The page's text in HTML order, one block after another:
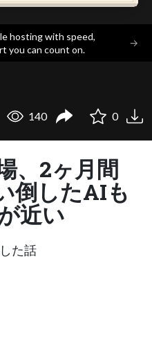
hosting with speed,
you can count on.
→
140 0
、2ヶ月間
倒したAIも
近い
た話